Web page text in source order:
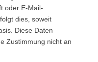
oder E-Mail-
dies, soweit
Diese Daten
Zustimmung nicht an